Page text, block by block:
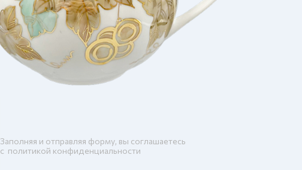
Заполняя и отправляя форму, вы соглашаетесь
c политикой конфиденциальности